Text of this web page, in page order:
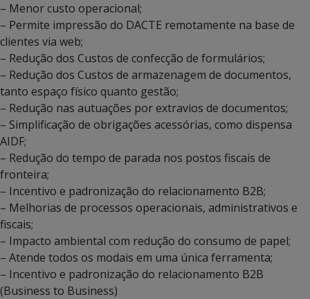
– Menor custo operacional;
– Permite impressão do DACTE remotamente na base de
clientes via web;
– Redução dos Custos de confecção de formulários;
– Redução dos Custos de armazenagem de documentos,
tanto espaço físico quanto gestão;
– Redução nas autuações por extravios de documentos;
– Simplificação de obrigações acessórias, como dispensa
AIDF;
– Redução do tempo de parada nos postos fiscais de
fronteira;
– Incentivo e padronização do relacionamento B2B;
– Melhorias de processos operacionais, administrativos e
fiscais;
– Impacto ambiental com redução do consumo de papel;
– Atende todos os modais em uma única ferramenta;
– Incentivo e padronização do relacionamento B2B
(Business to Business)